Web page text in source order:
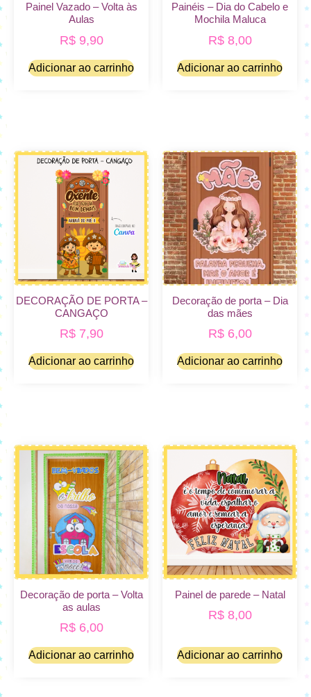
Painel Vazado – Volta às
Aulas
R$9,90
Adicionar ao carrinho
Painéis – Dia do Cabelo e
Mochila Maluca
R$8,00
Adicionar ao carrinho
DECORAÇÃO DE PORTA –
CANGAÇO
R$7,90
Adicionar ao carrinho
Decoração de porta – Dia
das mães
R$6,00
Adicionar ao carrinho
Decoração de porta – Volta
as aulas
R$6,00
Adicionar ao carrinho
Painel de parede – Natal
R$8,00
Adicionar ao carrinho